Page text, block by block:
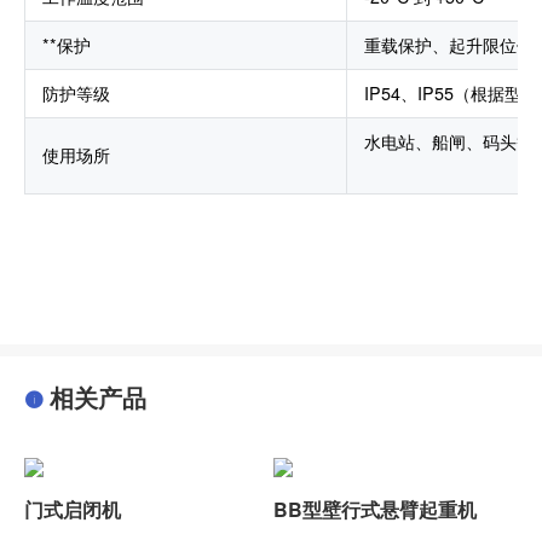
**保护
重载保护、起升限位保
防护等级
IP54、IP55（根据型
使用场所
水电站、船闸、码头等
相关产品
门式启闭机 BB型壁行式悬臂起重机